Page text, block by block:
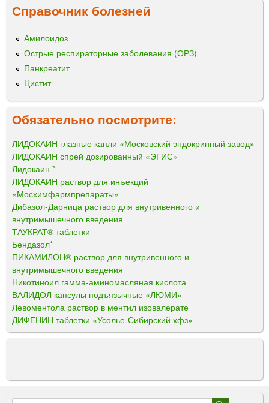
Справочник болезней
Амилоидоз
Острые респираторные заболевания (ОРЗ)
Панкреатит
Цистит
Обязательно посмотрите:
ЛИДОКАИН глазные капли «Московский эндокринный завод»
ЛИДОКАИН спрей дозированный «ЭГИС»
Лидокаин *
ЛИДОКАИН раствор для инъекций
«Мосхимфармпрепараты»
Дибазол-Дарница раствор для внутривенного и
внутримышечного введения
ТАУКРАТ® таблетки
Бендазол*
ПИКАМИЛОН® раствор для внутривенного и
внутримышечного введения
Никотиноил гамма-аминомасляная кислота
ВАЛИДОЛ капсулы подъязычные «ЛЮМИ»
Левоментола раствор в ментил изовалерате
ДИФЕНИН таблетки «Усолье-Сибирский хфз»